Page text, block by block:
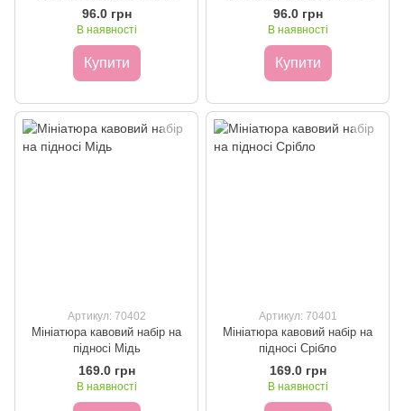
96.0 грн
В наявності
Купити
96.0 грн
В наявності
Купити
Артикул: 70402
Мініатюра кавовий набір на
підносі Мідь
169.0 грн
В наявності
Артикул: 70401
Мініатюра кавовий набір на
підносі Срібло
169.0 грн
В наявності